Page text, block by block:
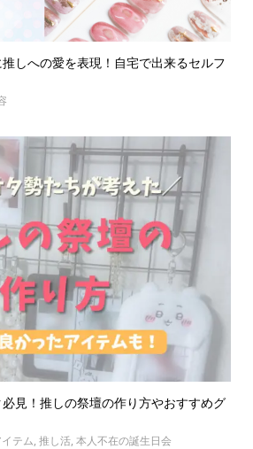
しへの愛を表現！自宅で出来るセルフ
必見！推しの祭壇の作り方やおすすめグ
テム, 推し活, 本人不在の誕生日会